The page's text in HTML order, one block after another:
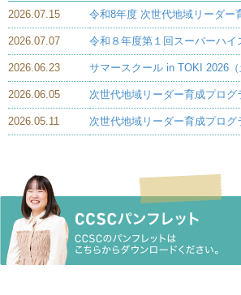
2026.07.15 令和8年度 次世代地域リーダー
2026.07.07 令和８年度第１回スーパーハ
2026.06.23 サマースクール in TOKI 2026
2026.06.05 次世代地域リーダー育成プロ
2026.05.11 次世代地域リーダー育成プロ